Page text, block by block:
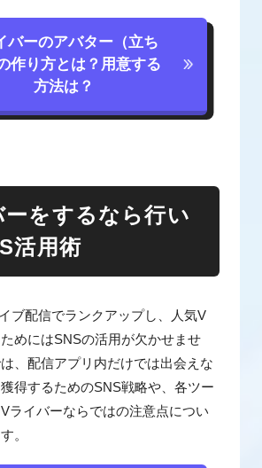
バーのアバター（立ち
作り方とは？用意する
方法は？
をするなら行い
活用術
ブ配信でランクアップし、人気V
めにはSNSの活用が欠かせませ
、配信アプリ内だけでは出会えな
得するためのSNS戦略や、各ツー
ライバーならではの注意点につい
。